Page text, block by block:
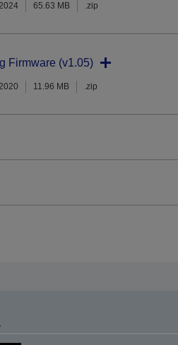
65.63 MB .zip
Firmware (v1.05)
11.96 MB .zip